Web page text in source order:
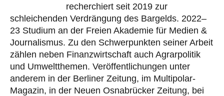
recherchiert seit 2019 zur
schleichenden Verdrängung des Bargelds. 2022–
23 Studium an der Freien Akademie für Medien &
Journalismus. Zu den Schwerpunkten seiner Arbeit
zählen neben Finanzwirtschaft auch Agrarpolitik
und Umweltthemen. Veröffentlichungen unter
anderem in der Berliner Zeitung, im Multipolar-
Magazin, in der Neuen Osnabrücker Zeitung, bei